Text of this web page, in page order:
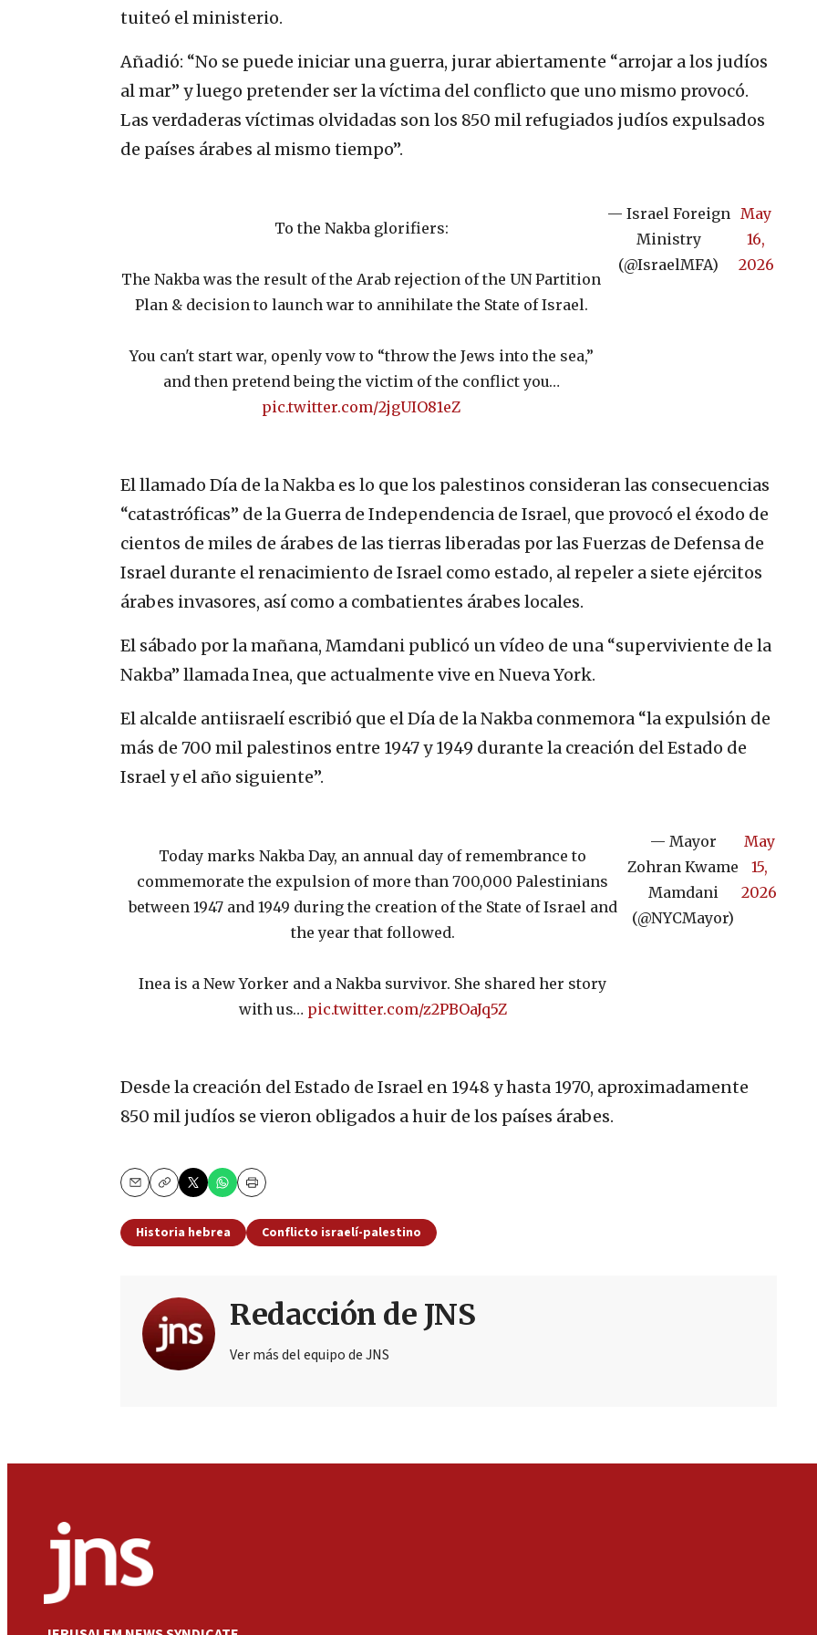
tuiteó el ministerio.
Añadió: “No se puede iniciar una guerra, jurar abiertamente “arrojar a los judíos
al mar” y luego pretender ser la víctima del conflicto que uno mismo provocó.
Las verdaderas víctimas olvidadas son los 850 mil refugiados judíos expulsados
de países árabes al mismo tiempo”.
To the Nakba glorifiers:
The Nakba was the result of the Arab rejection of the UN Partition
Plan & decision to launch war to annihilate the State of Israel.
You can't start war, openly vow to “throw the Jews into the sea,”
and then pretend being the victim of the conflict you…
pic.twitter.com/2jgUIO81eZ
— Israel Foreign
Ministry
(@IsraelMFA)
May
16,
2026
El llamado Día de la Nakba es lo que los palestinos consideran las consecuencias
“catastróficas” de la Guerra de Independencia de Israel, que provocó el éxodo de
cientos de miles de árabes de las tierras liberadas por las Fuerzas de Defensa de
Israel durante el renacimiento de Israel como estado, al repeler a siete ejércitos
árabes invasores, así como a combatientes árabes locales.
El sábado por la mañana, Mamdani publicó un vídeo de una “superviviente de la
Nakba” llamada Inea, que actualmente vive en Nueva York.
El alcalde antiisraelí escribió que el Día de la Nakba conmemora “la expulsión de
más de 700 mil palestinos entre 1947 y 1949 durante la creación del Estado de
Israel y el año siguiente”.
Today marks Nakba Day, an annual day of remembrance to
commemorate the expulsion of more than 700,000 Palestinians
between 1947 and 1949 during the creation of the State of Israel and
the year that followed.
Inea is a New Yorker and a Nakba survivor. She shared her story
with us… pic.twitter.com/z2PBOaJq5Z
— Mayor
Zohran Kwame
Mamdani
(@NYCMayor)
May
15,
2026
Desde la creación del Estado de Israel en 1948 y hasta 1970, aproximadamente
850 mil judíos se vieron obligados a huir de los países árabes.
EmailCopy Print
Historia hebrea Conflicto israelí-palestino
Redacción de JNS
Ver más del equipo de JNS